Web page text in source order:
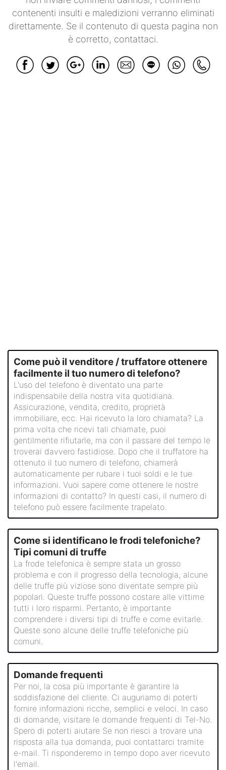
contenenti insulti e maledizioni verranno eliminati
direttamente. Se il contenuto di questa pagina non
è corretto, contattaci.
Come può il venditore / truffatore ottenere
facilmente il tuo numero di telefono?
L'uso del telefono è diventato una parte
indispensabile della nostra vita quotidiana.
Assicurazione, vendita, credito, proprietà
immobiliare, ecc. Hai ricevuto la loro chiamata? La
prima volta che ricevi tali chiamate, puoi
gentilmente rifiutarle, ma con il passare del tempo le
troverai davvero fastidiose. Dopo che il truffatore ha
ottenuto il tuo numero di telefono, chiamerà
automaticamente per rubare i tuoi soldi e le tue
informazioni. Vuoi sapere come ottenere le nostre
informazioni di contatto? In questi casi, il numero di
telefono può essere facilmente trapelato.
Come si identificano le frodi telefoniche?
Tipi comuni di truffe
La frode telefonica è sempre stata un grosso
problema e con il progresso della tecnologia, alcune
delle truffe più viziose sono diventate sempre più
popolari. Queste truffe possono costare alle vittime
tutti i loro risparmi. Pertanto, è importante
comprendere i diversi tipi di truffe e come evitarle.
Queste sono alcune delle truffe telefoniche più
comuni.
Domande frequenti
Per noi, la cosa più importante è garantire la
soddisfazione del cliente. Ci auguriamo di poterti
fornire informazioni ricche, semplici e veloci. In caso
di domande, visitare le domande frequenti di Tel-No.
Spero di poterti aiutare Se non riesci a trovare una
risposta alla tua domanda, puoi contattarci tramite
e-mail. Ti risponderemo in tempo dopo aver ricevuto
l'email.